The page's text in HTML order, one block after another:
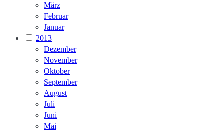
März
Februar
Januar
2013
Dezember
November
Oktober
September
August
Juli
Juni
Mai